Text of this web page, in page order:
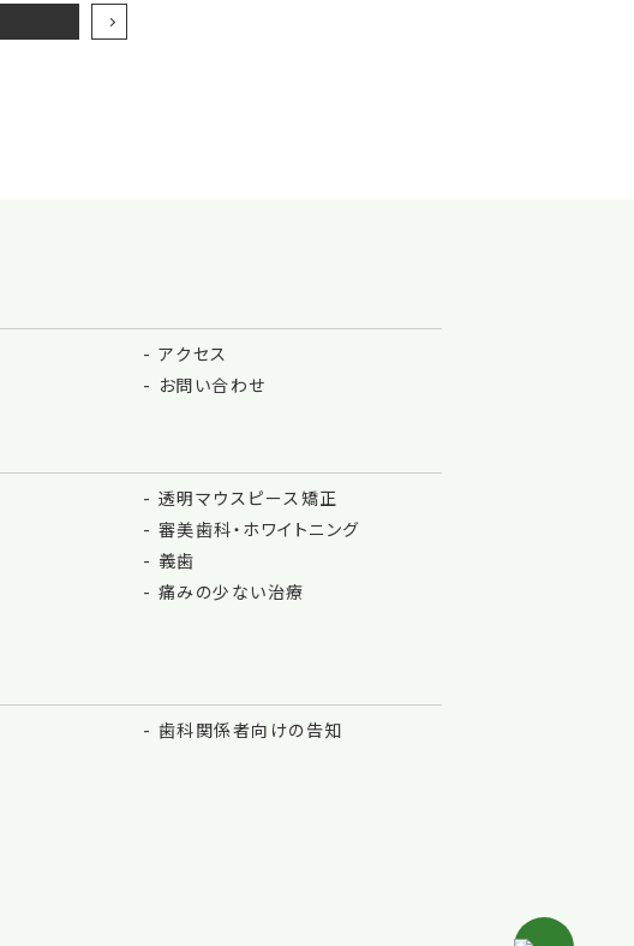
アクセス
お問い合わせ
透明マウスピース矯正
審美歯科・ホワイトニング
義歯
痛みの少ない治療
歯科関係者向けの告知